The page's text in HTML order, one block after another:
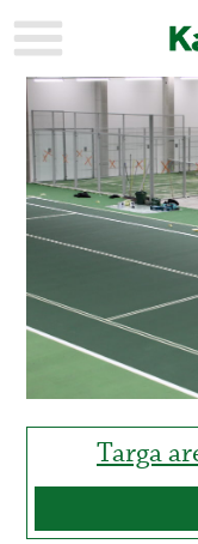
KAUPUNKI
AJANKOHTAISTA
URHEILU
KULTTUURI
HISTORIA
YLEINEN
MAINOSTAJILLE
Targa